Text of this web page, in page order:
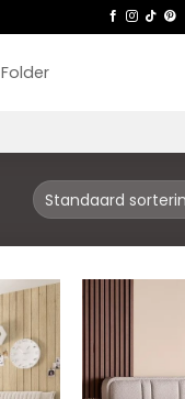
Folder